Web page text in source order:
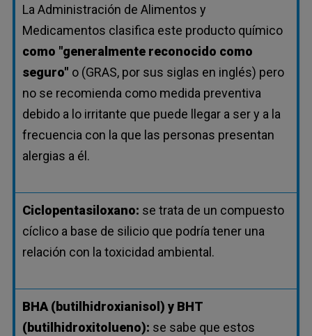
La Administración de Alimentos y
Medicamentos clasifica este producto químico
como "generalmente reconocido como
seguro" o (GRAS, por sus siglas en inglés) pero
no se recomienda como medida preventiva
debido a lo irritante que puede llegar a ser y a la
frecuencia con la que las personas presentan
alergias a él.
Ciclopentasiloxano: se trata de un compuesto
cíclico a base de silicio que podría tener una
relación con la toxicidad ambiental.
BHA (butilhidroxianisol) y BHT
(butilhidroxitolueno): se sabe que estos